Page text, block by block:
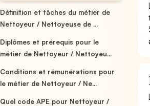
Définition et tâches du métier de
Nettoyeur / Nettoyeuse de ...
Diplômes et prérequis pour le
métier de Nettoyeur / Nettoyeu...
Conditions et rémunérations pour
le métier de Nettoyeur / Ne...
Quel code APE pour Nettoyeur /